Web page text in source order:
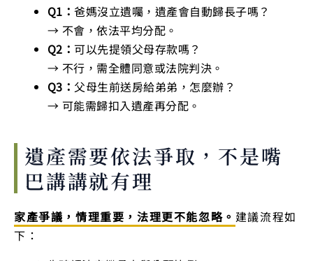
Q1：爸媽沒立遺囑，遺產會自動歸長子嗎？
→ 不會，依法平均分配。
Q2：可以先提領父母存款嗎？
→ 不行，需全體同意或法院判決。
Q3： 父母生前送房給弟弟，怎麼辦？
→ 可能需歸扣入遺產再分配。
遺產需要依法爭取，不是嘴
巴講講就有理
家產爭議，情理重要，法理更不能忽略。 建議流程如
下：